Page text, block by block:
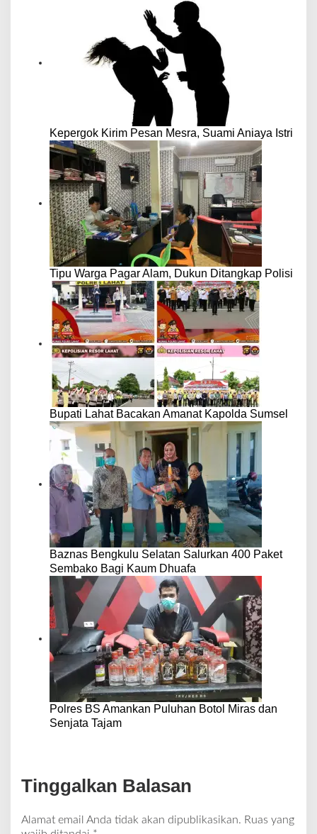
Kepergok Kirim Pesan Mesra, Suami Aniaya Istri
Tipu Warga Pagar Alam, Dukun Ditangkap Polisi
Bupati Lahat Bacakan Amanat Kapolda Sumsel
Baznas Bengkulu Selatan Salurkan 400 Paket
Sembako Bagi Kaum Dhuafa
Polres BS Amankan Puluhan Botol Miras dan
Senjata Tajam
Tinggalkan Balasan
Alamat email Anda tidak akan dipublikasikan. Ruas yang